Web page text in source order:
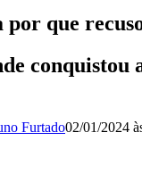
que
conquistou
Furtado02/01/2024